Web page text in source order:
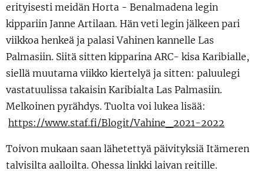
erityisesti meidän Horta - Benalmadena legin
kippariin Janne Artilaan. Hän veti legin jälkeen pari
viikkoa henkeä ja palasi Vahinen kannelle Las
Palmasiin. Siitä sitten kipparina ARC- kisa Karibialle,
siellä muutama viikko kiertelyä ja sitten: paluulegi
vastatuulissa takaisin Karibialta Las Palmasiin.
Melkoinen pyrähdys. Tuolta voi lukea lisää:
https://www.staf.fi/Blogit/Vahine_2021-2022
Toivon mukaan saan lähetettyä päivityksiä Itämeren
talvisilta aalloilta. Ohessa linkki laivan reitille.